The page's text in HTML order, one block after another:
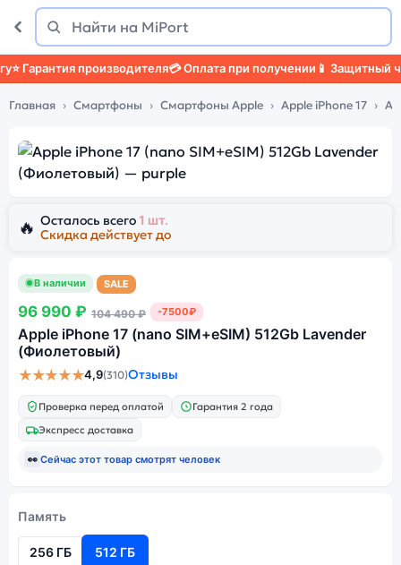
Поиск
Найти
Гарантия производителя💳 Оплата при получении📱 Защитный
Главная Смартфоны Смартфоны Apple Apple iPhone 17
🔥 Осталось всего1 шт.
Скидка действует до
В наличии SALE
96 990 ₽ 104 490 ₽ -7500₽
Apple iPhone 17 (nano SIM+eSIM) 512Gb Lavender
(Фиолетовый)
★★★★★4,9(310)Отзывы
Проверка перед оплатой
Гарантия 2 года
Экспресс доставка
👀 Сейчас этот товар смотрят человек
Память
256 ГБ 512 ГБ